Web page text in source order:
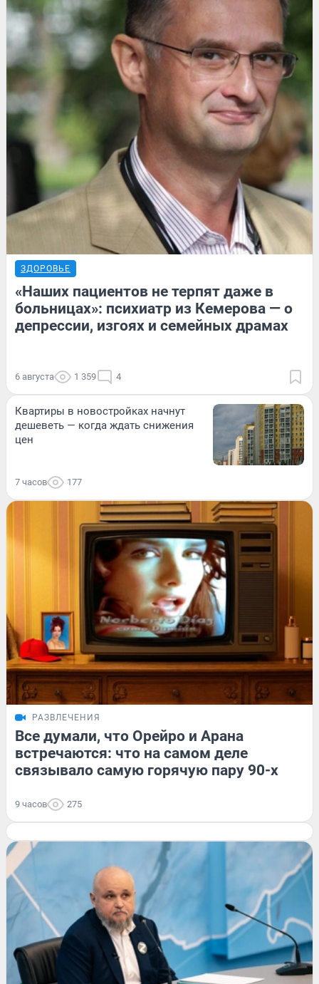
ЗДОРОВЬЕ
«Наших пациентов не терпят даже в
больницах»: психиатр из Кемерова — о
депрессии, изгоях и семейных драмах
6 августа 1 359 4
Квартиры в новостройках начнут
дешеветь — когда ждать снижения
цен
7 часов 177
РАЗВЛЕЧЕНИЯ
Все думали, что Орейро и Арана
встречаются: что на самом деле
связывало самую горячую пару 90-х
9 часов 275